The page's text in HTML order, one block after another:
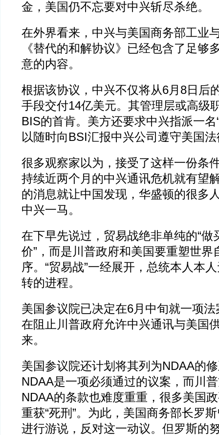
金，美国仍不忘要对中兴斩尽杀绝。
在外界看来，中兴与美国商务部工业
《替代的和解协议》已经包含了足够
意的内容。
根据该协议，中兴不仅将从6月8日后
手段交付14亿美元。其管理层或高级
BIS的首肯。美方还要求中兴指派一名
以随时向BSI汇报中兴公司遵守美国
很多观察家以为，接受了这样一份条
持续近两个月的中兴通讯危机就有望
的消息就让中国发现，华盛顿的很多
中兴一马。
在下早先说过，贸易战绝非单纯的“做
价”，而是川普政府和美国要重塑世界
序。“贸易战”一经展开，总统本人本
转的进程。
美国参议院已决定在6月中旬就一项
在阻止川普政府允许中兴通讯与美国
来。
美国参议院还计划将其列为NDAA的
NDAA是一项必须通过的议案，而川
NDAA的条款也难度重重，很多美国
重获“死刑”。为此，美国商务部长罗
进行游说，反对这一动议。但罗斯的